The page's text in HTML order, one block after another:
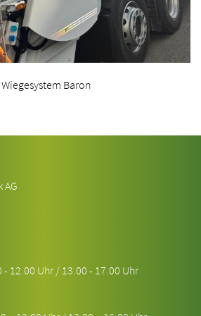
Baron
12.00 Uhr / 13.00 - 17.00 Uhr